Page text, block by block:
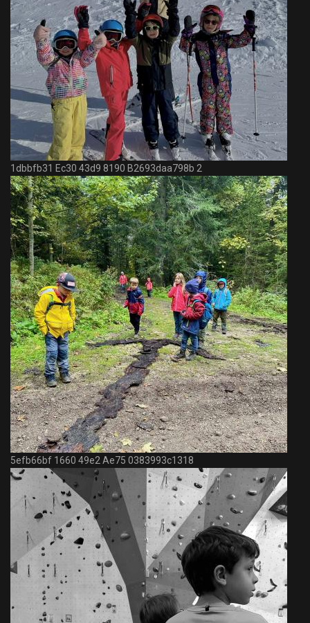
1dbbfb31 Ec30 43d9 8190 B2693daa798b 2
5efb66bf 1660 49e2 Ae75 0383993c1318